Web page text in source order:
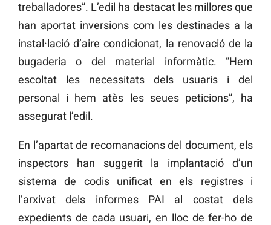
treballadores”. L’edil ha destacat les millores que
han aportat inversions com les destinades a la
instal·lació d’aire condicionat, la renovació de la
bugaderia o del material informàtic. “Hem
escoltat les necessitats dels usuaris i del
personal i hem atès les seues peticions”, ha
assegurat l’edil.
En l’apartat de recomanacions del document, els
inspectors han suggerit la implantació d’un
sistema de codis unificat en els registres i
l’arxivat dels informes PAI al costat dels
expedients de cada usuari, en lloc de fer-ho de